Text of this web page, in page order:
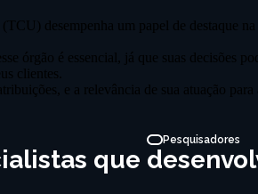
desempenha um papel de destaque
órgão é essencial, já que suas decisões
clientes.
e a relevância de sua atuação para
Pesquisadores
que